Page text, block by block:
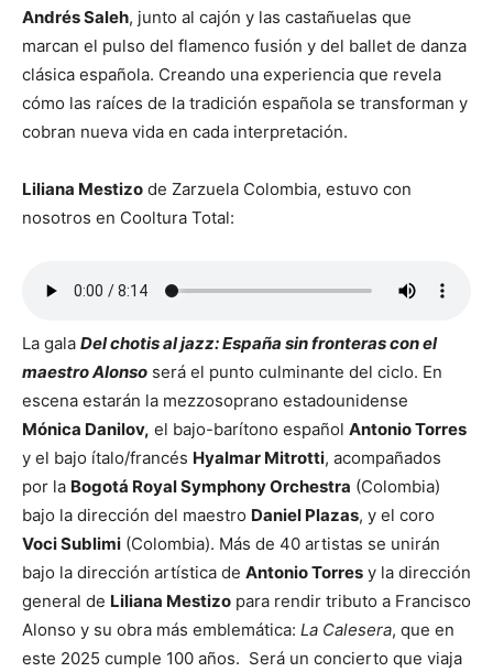
Andrés Saleh, junto al cajón y las castañuelas que
marcan el pulso del flamenco fusión y del ballet de danza
clásica española. Creando una experiencia que revela
cómo las raíces de la tradición española se transforman y
cobran nueva vida en cada interpretación.
Liliana Mestizo de Zarzuela Colombia, estuvo con
nosotros en Cooltura Total:
La gala Del chotis al jazz: España sin fronteras con el
maestro Alonso será el punto culminante del ciclo. En
escena estarán la mezzosoprano estadounidense
Mónica Danilov, el bajo-barítono español Antonio Torres
y el bajo ítalo/francés Hyalmar Mitrotti, acompañados
por la Bogotá Royal Symphony Orchestra (Colombia)
bajo la dirección del maestro Daniel Plazas, y el coro
Voci Sublimi (Colombia). Más de 40 artistas se unirán
bajo la dirección artística de Antonio Torres y la dirección
general de Liliana Mestizo para rendir tributo a Francisco
Alonso y su obra más emblemática: La Calesera, que en
este 2025 cumple 100 años. Será un concierto que viaja